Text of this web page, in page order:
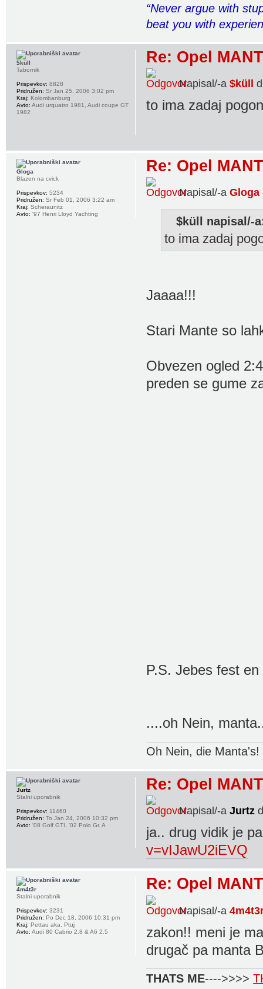
“Never argue with
beat you with
Re: Opel
Napisal/-a$küll
to ima zadaj
$küll
Tabornik
Prispevkov: 8828
Pridružen: Sr Jan 25, 2006 3:02 pm
Kraj: Kolombanburg
Avto: Audi urquatro 1981, Audi coupe GT
1982
Re: Opel
Napisal/-aGloga
$küll napisal/-
to ima zadaj
Jaaaa!!!
Stari Mante so
Obvezen ogled
preden se gume
P.S. Jebes fest
....oh Nein,
Oh Nein, die Manta's!
Gloga
Blazen na cvick
Prispevkov: 5234
Pridružen: Sr Feb 01, 2006 3:22 am
Kraj: Scheraunitz
Avto: '97 Henri Lloyd Yachting
Re: Opel
Napisal/-aJurtz
ja.. drug vidik je
v=vIJawU2iEVQ
Jurtz
Stalni uporabnik
Prispevkov: 11460
Pridružen: To Jan 24, 2006 10:32 pm
Avto: '08 Golf GTI, '02 Polo Gr. A
Re: Opel
Napisal/-a
zakon!! meni je
drugač pa manta
THATS ME---->>>>
4m4t3r
Stalni uporabnik
Prispevkov: 3231
Pridružen: Po Dec 18, 2006 10:31 pm
Kraj: Pettau aka. Ptuj
Avto: Audi 80 Cabrio 2.8 & A6 2.5